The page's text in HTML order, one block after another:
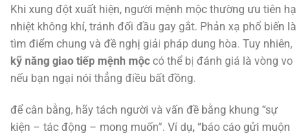
Khi xung đột xuất hiện, người mệnh mộc thường ưu tiên hạ
nhiệt không khí, tránh đối đầu gay gắt. Phản xạ phổ biến là
tìm điểm chung và đề nghị giải pháp dung hòa. Tuy nhiên,
kỹ năng giao tiếp mệnh mộc có thể bị đánh giá là vòng vo
nếu bạn ngại nói thẳng điều bất đồng.
để cân bằng, hãy tách người và vấn đề bằng khung “sự
kiện – tác động – mong muốn”. Ví dụ, “báo cáo gửi muộn